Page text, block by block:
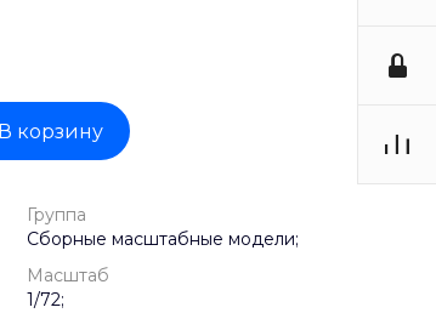
В корзину
Группа
Сборные масштабные модели;
Масштаб
1/72;